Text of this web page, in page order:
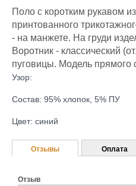
Поло с коротким рукавом
принтованного
- на манжете. На груди
Воротник - классический
пуговицы. Модель прямого
Узор:
Состав: 95% хлопок, 5% ПУ
Цвет: синий
Отзывы
Отзыв
Оплата